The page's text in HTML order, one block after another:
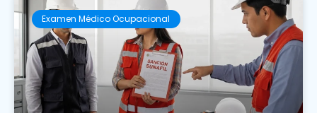
Examen Médico Ocupacional